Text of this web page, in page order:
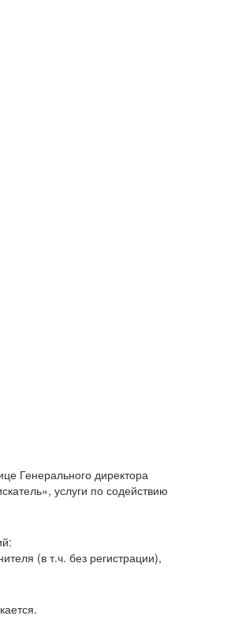
Генерального директора
услуги по содействию
(в т.ч. без регистрации),